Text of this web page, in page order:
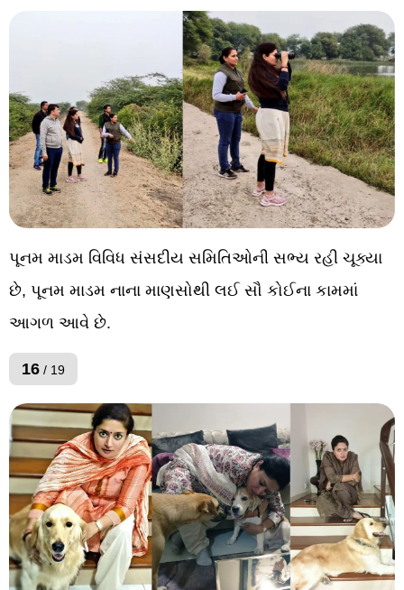
પૂનમ માડમ વિવિધ સંસદીય સમિતિઓની સભ્ય રહી ચૂક્યા
છે, પૂનમ માડમ નાના માણસોથી લઈ સૌ કોઈના કામમાં
આગળ આવે છે.
16 / 19